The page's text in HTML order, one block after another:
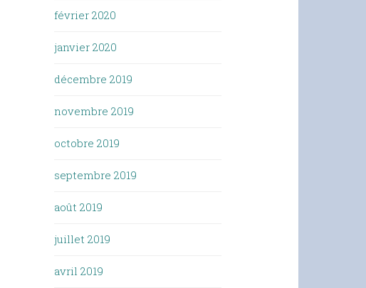
février 2020
janvier 2020
décembre 2019
novembre 2019
octobre 2019
septembre 2019
août 2019
juillet 2019
avril 2019